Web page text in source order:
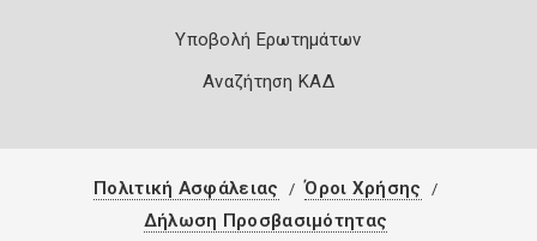
Υποβολή Ερωτημάτων
Αναζήτηση ΚΑΔ
Πολιτική Ασφάλειας
Όροι Χρήσης
Δήλωση Προσβασιμότητας